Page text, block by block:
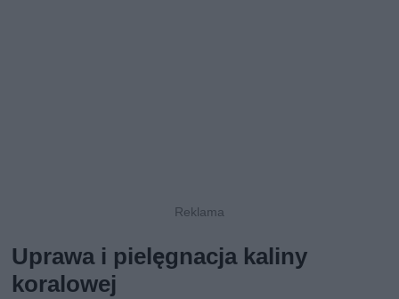
Uprawa i pielęgnacja kaliny
koralowej